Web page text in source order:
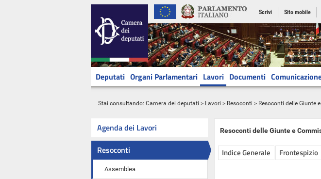
Scrivi Sito mobile
Deputati Organi Parlamentari Lavori Documenti
Stai consultando: Camera dei deputati > Lavori > Resoconti > Resoconti delle Giunte
Agenda dei Lavori
Resoconti
Assemblea
Resoconti delle Giunte e
Indice Generale Frontespizio